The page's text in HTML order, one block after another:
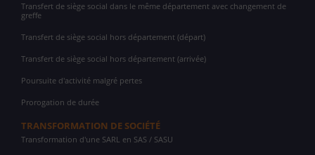
Transfert de siège social dans le même département avec changement de
greffe
Transfert de siège social hors département (départ)
Transfert de siège social hors département (arrivée)
Poursuite d'activité malgré pertes
Prorogation de durée
TRANSFORMATION DE SOCIÉTÉ
Transformation d'une SARL en SAS / SASU